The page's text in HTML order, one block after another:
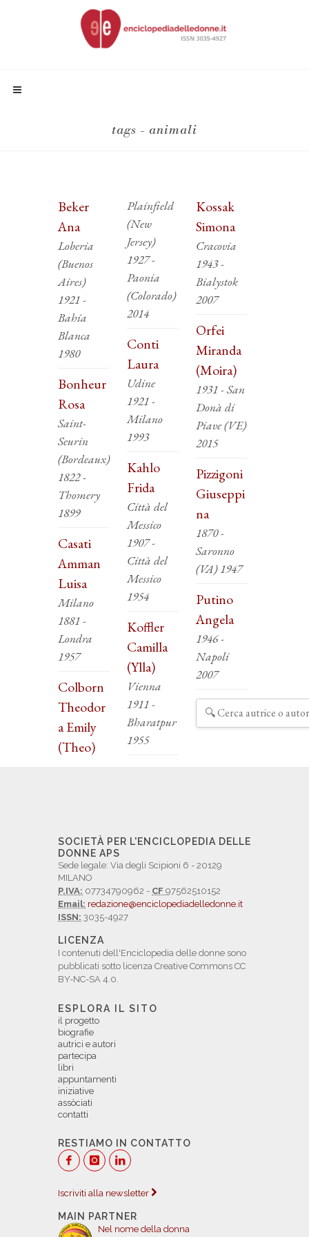
tags - animali
Beker
Ana
Loberia
(Buenos
Aires)
1921 -
Bahía
Blanca
1980
Bonheur
Rosa
Saint-
Seurin
(Bordeaux)
1822 -
Thomery
1899
Casati
Amman
Luisa
Milano
1881 -
Londra
1957
Colborn
Theodor
a Emily
(Theo)
Plainfield
(New
Jersey)
1927 -
Paonia
(Colorado)
2014
Conti
Laura
Udine
1921 -
Milano
1993
Kahlo
Frida
Città del
Messico
1907 -
Città del
Messico
1954
Koffler
Camilla
(Ylla)
Vienna
1911 -
Bharatpur
1955
Kossak
Simona
Cracovia
1943 -
Bialystok
2007
Orfei
Miranda
(Moira)
1931 - San
Donà di
Piave (VE)
2015
Pizzigoni
Giuseppi
na
1870 -
Saronno
(VA) 1947
Putino
Angela
1946 -
Napoli
2007
SOCIETÀ PER L'ENCICLOPEDIA DELLE
DONNE APS
Sede legale: Via degli Scipioni 6 - 20129
MILANO
P.IVA: 07734790962 - CF 97562510152
Email: redazione@enciclopediadelledonne.it
ISSN: 3035-4927
LICENZA
I contenuti dell'Enciclopedia delle donne sono
pubblicati sotto licenza Creative Commons CC
BY-NC-SA 4.0.
ESPLORA IL SITO
il progetto
biografie
autrici e autori
partecipa
libri
appuntamenti
iniziative
assòciati
contatti
RESTIAMO IN CONTATTO
Iscriviti alla newsletter
MAIN PARTNER
Nel nome della donna